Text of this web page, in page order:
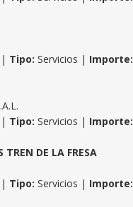
Tipo: Servicios | Importe:
Tipo: Servicios | Importe:
TREN DE LA FRESA
Tipo: Servicios | Importe: